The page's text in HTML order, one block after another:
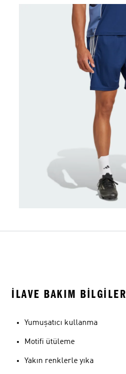
İLAVE BAKIM
Yumuşatıcı kullanma
Motifi ütüleme
Yakın renklerle yıka